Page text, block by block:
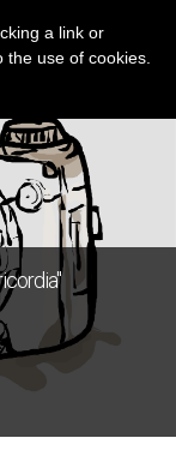
a link or
use of cookies.